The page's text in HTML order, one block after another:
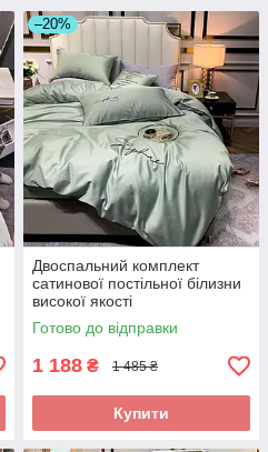
–20%
Двоспальний комплект
сатинової постільної білизни
високої якості
Готово до відправки
1 188 ₴ 1 485 ₴
Купити